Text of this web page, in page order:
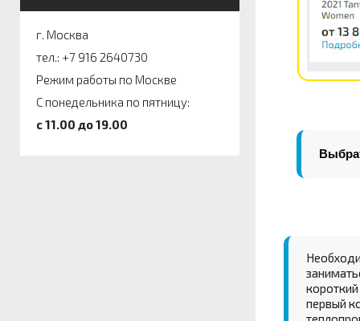
г. Москва
тел.: +7 916 2640730
Режим работы по Москве
С понедельника по пятницу:
c 11.00 до 19.00
первый